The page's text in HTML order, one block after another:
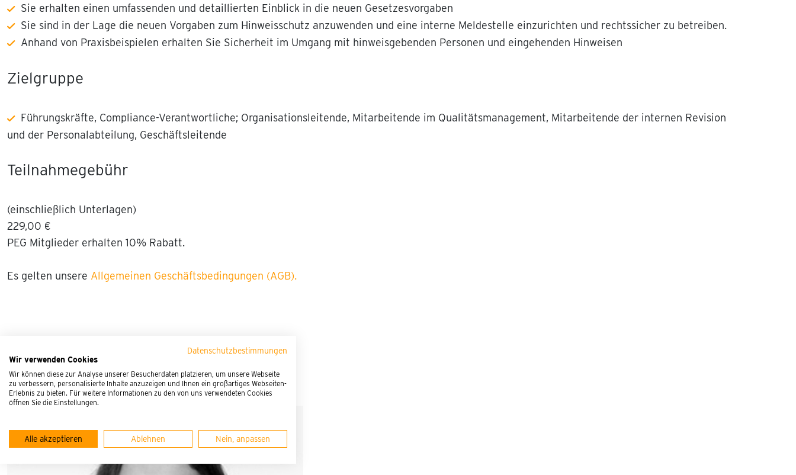
Datenschutzbestimmungen
Wir verwenden Cookies
Wir können diese zur Analyse unserer Besucherdaten platzieren, um unsere Webseite
zu verbessern, personalisierte Inhalte anzuzeigen und Ihnen ein großartiges Webseiten-
Erlebnis zu bieten. Für weitere Informationen zu den von uns verwendeten Cookies
öffnen Sie die Einstellungen.
Alle akzeptieren Ablehnen Nein, anpassen
Sie erhalten einen umfassenden und detaillierten Einblick in die neuen Gesetzesvorgaben
Sie sind in der Lage die neuen Vorgaben zum Hinweisschutz anzuwenden und eine interne Meldestelle einzurichten und rechtssicher zu betreiben.
Anhand von Praxisbeispielen erhalten Sie Sicherheit im Umgang mit hinweisgebenden Personen und eingehenden Hinweisen
Zielgruppe
Führungskräfte, Compliance-Verantwortliche; Organisationsleitende, Mitarbeitende im Qualitätsmanagement, Mitarbeitende der internen Revision
und der Personalabteilung, Geschäftsleitende
Teilnahmegebühr
(einschließlich Unterlagen)
229,00 €
PEG Mitglieder erhalten 10% Rabatt.
Es gelten unsere Allgemeinen Geschäftsbedingungen (AGB).
Referenten